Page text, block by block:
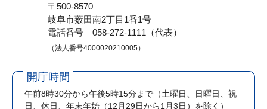
〒500-8570
岐阜市薮田南2丁目1番1号
電話番号 058-272-1111（代表）
（法人番号4000020210005）
開庁時間
午前8時30分から午後5時15分まで （土曜日、日曜日、祝
日、休日、年末年始（12月29日から1月3日）を除く）